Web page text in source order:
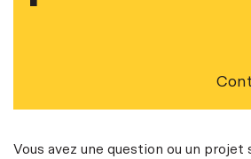
Vous avez une question ou un